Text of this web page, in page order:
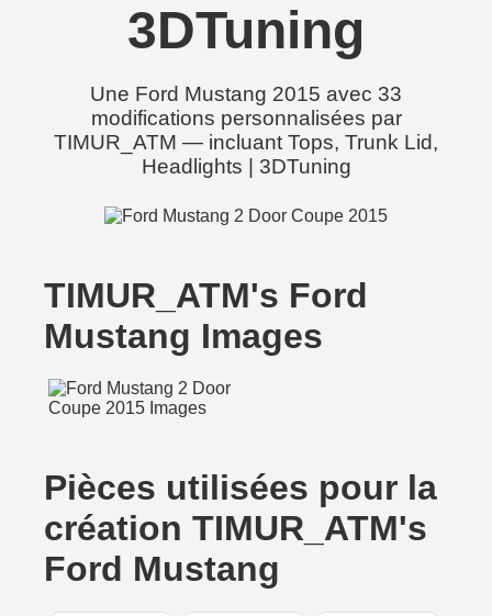
3DTuning
Une Ford Mustang 2015 avec 33
modifications personnalisées par
TIMUR_ATM — incluant Tops, Trunk Lid,
Headlights | 3DTuning
TIMUR_ATM's Ford
Mustang Images
Pièces utilisées pour la
création TIMUR_ATM's
Ford Mustang